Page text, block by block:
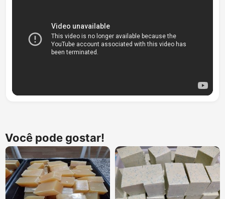
Você pode gostar!